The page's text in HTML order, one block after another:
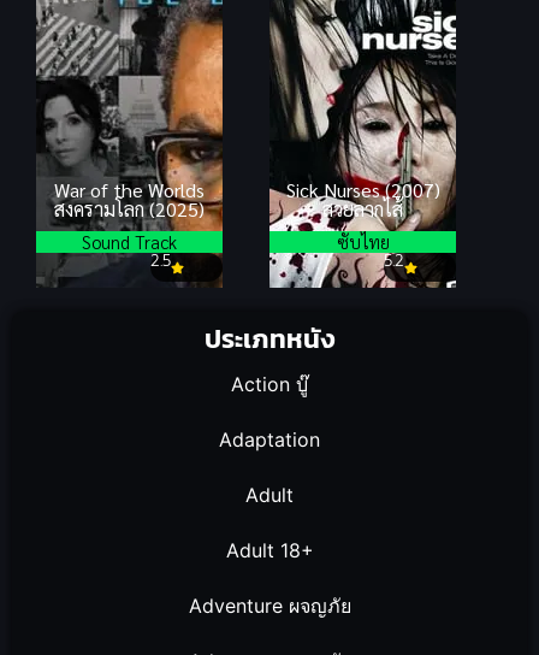
ประเภทหนัง
Action บู๊
Adaptation
Adult
Adult 18+
Adventure ผจญภัย
War of the Worlds
สงครามโลก (2025)
2.5
Sound Track
Sick Nurses (2007)
สวยลากไส้
5.2
ซับไทย